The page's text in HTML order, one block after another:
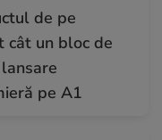
de pe
un bloc de
pe A1